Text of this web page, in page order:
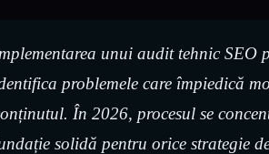
unui audit tehnic
problemele care împiedică
În 2026, procesul se
solidă pentru orice strategie